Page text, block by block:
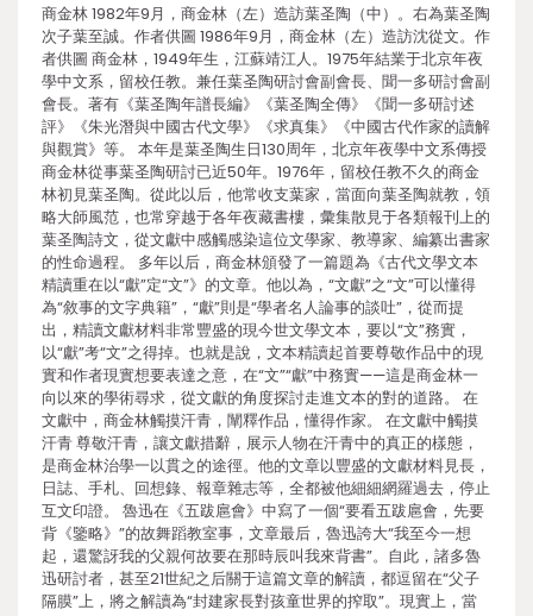
商金林 1982年9月，商金林（左）造訪葉圣陶（中）。右為葉圣陶
次子葉至誠。作者供圖 1986年9月，商金林（左）造訪沈從文。作
者供圖 商金林，1949年生，江蘇靖江人。1975年結業于北京年夜
學中文系，留校任教。兼任葉圣陶研討會副會長、聞一多研討會副
會長。著有《葉圣陶年譜長編》《葉圣陶全傳》《聞一多研討述
評》《朱光潛與中國古代文學》《求真集》《中國古代作家的讀解
與觀賞》等。 本年是葉圣陶生日130周年，北京年夜學中文系傳授
商金林從事葉圣陶研討已近50年。1976年，留校任教不久的商金
林初見葉圣陶。從此以后，他常收支葉家，當面向葉圣陶就教，領
略大師風范，也常穿越于各年夜藏書樓，彙集散見于各類報刊上的
葉圣陶詩文，從文獻中感觸感染這位文學家、教導家、編纂出書家
的性命過程。 多年以后，商金林頒發了一篇題為《古代文學文本
精讀重在以“獻”定“文”》的文章。他以為，“文獻”之“文”可以懂得
為“敘事的文字典籍”，“獻”則是“學者名人論事的談吐”，從而提
出，精讀文獻材料非常豐盛的現今世文學文本，要以“文”務實，
以“獻”考“文”之得掉。也就是說，文本精讀起首要尊敬作品中的現
實和作者現實想要表達之意，在“文”“獻”中務實——這是商金林一
向以來的學術尋求，從文獻的角度探討走進文本的對的道路。 在
文獻中，商金林觸摸汗青，闡釋作品，懂得作家。 在文獻中觸摸
汗青 尊敬汗青，讓文獻措辭，展示人物在汗青中的真正的樣態，
是商金林治學一以貫之的途徑。他的文章以豐盛的文獻材料見長，
日誌、手札、回想錄、報章雜志等，全都被他細細網羅過去，停止
互文印證。 魯迅在《五跋扈會》中寫了一個“要看五跋扈會，先要
背《鑒略》”的故舞蹈教室事，文章最后，魯迅誇大“我至今一想
起，還驚訝我的父親何故要在那時辰叫我來背書”。自此，諸多魯
迅研討者，甚至21世紀之后關于這篇文章的解讀，都逗留在“父子
隔膜”上，將之解讀為“封建家長對孩童世界的搾取”。現實上，當